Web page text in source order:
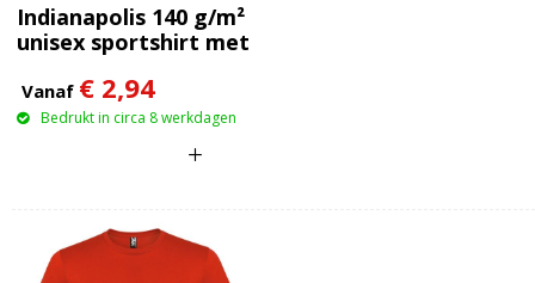
Indianapolis 140 g/m²
unisex sportshirt met
Vanaf € 2,94
Bedrukt in circa 8 werkdagen